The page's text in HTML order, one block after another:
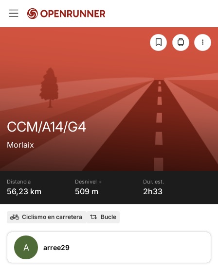
CCM/A14/G4
Morlaix
Distancia
56,23 km
Desnivel +
509 m
Dur. est.
2h33
Ciclismo en carretera Bucle
A arree29